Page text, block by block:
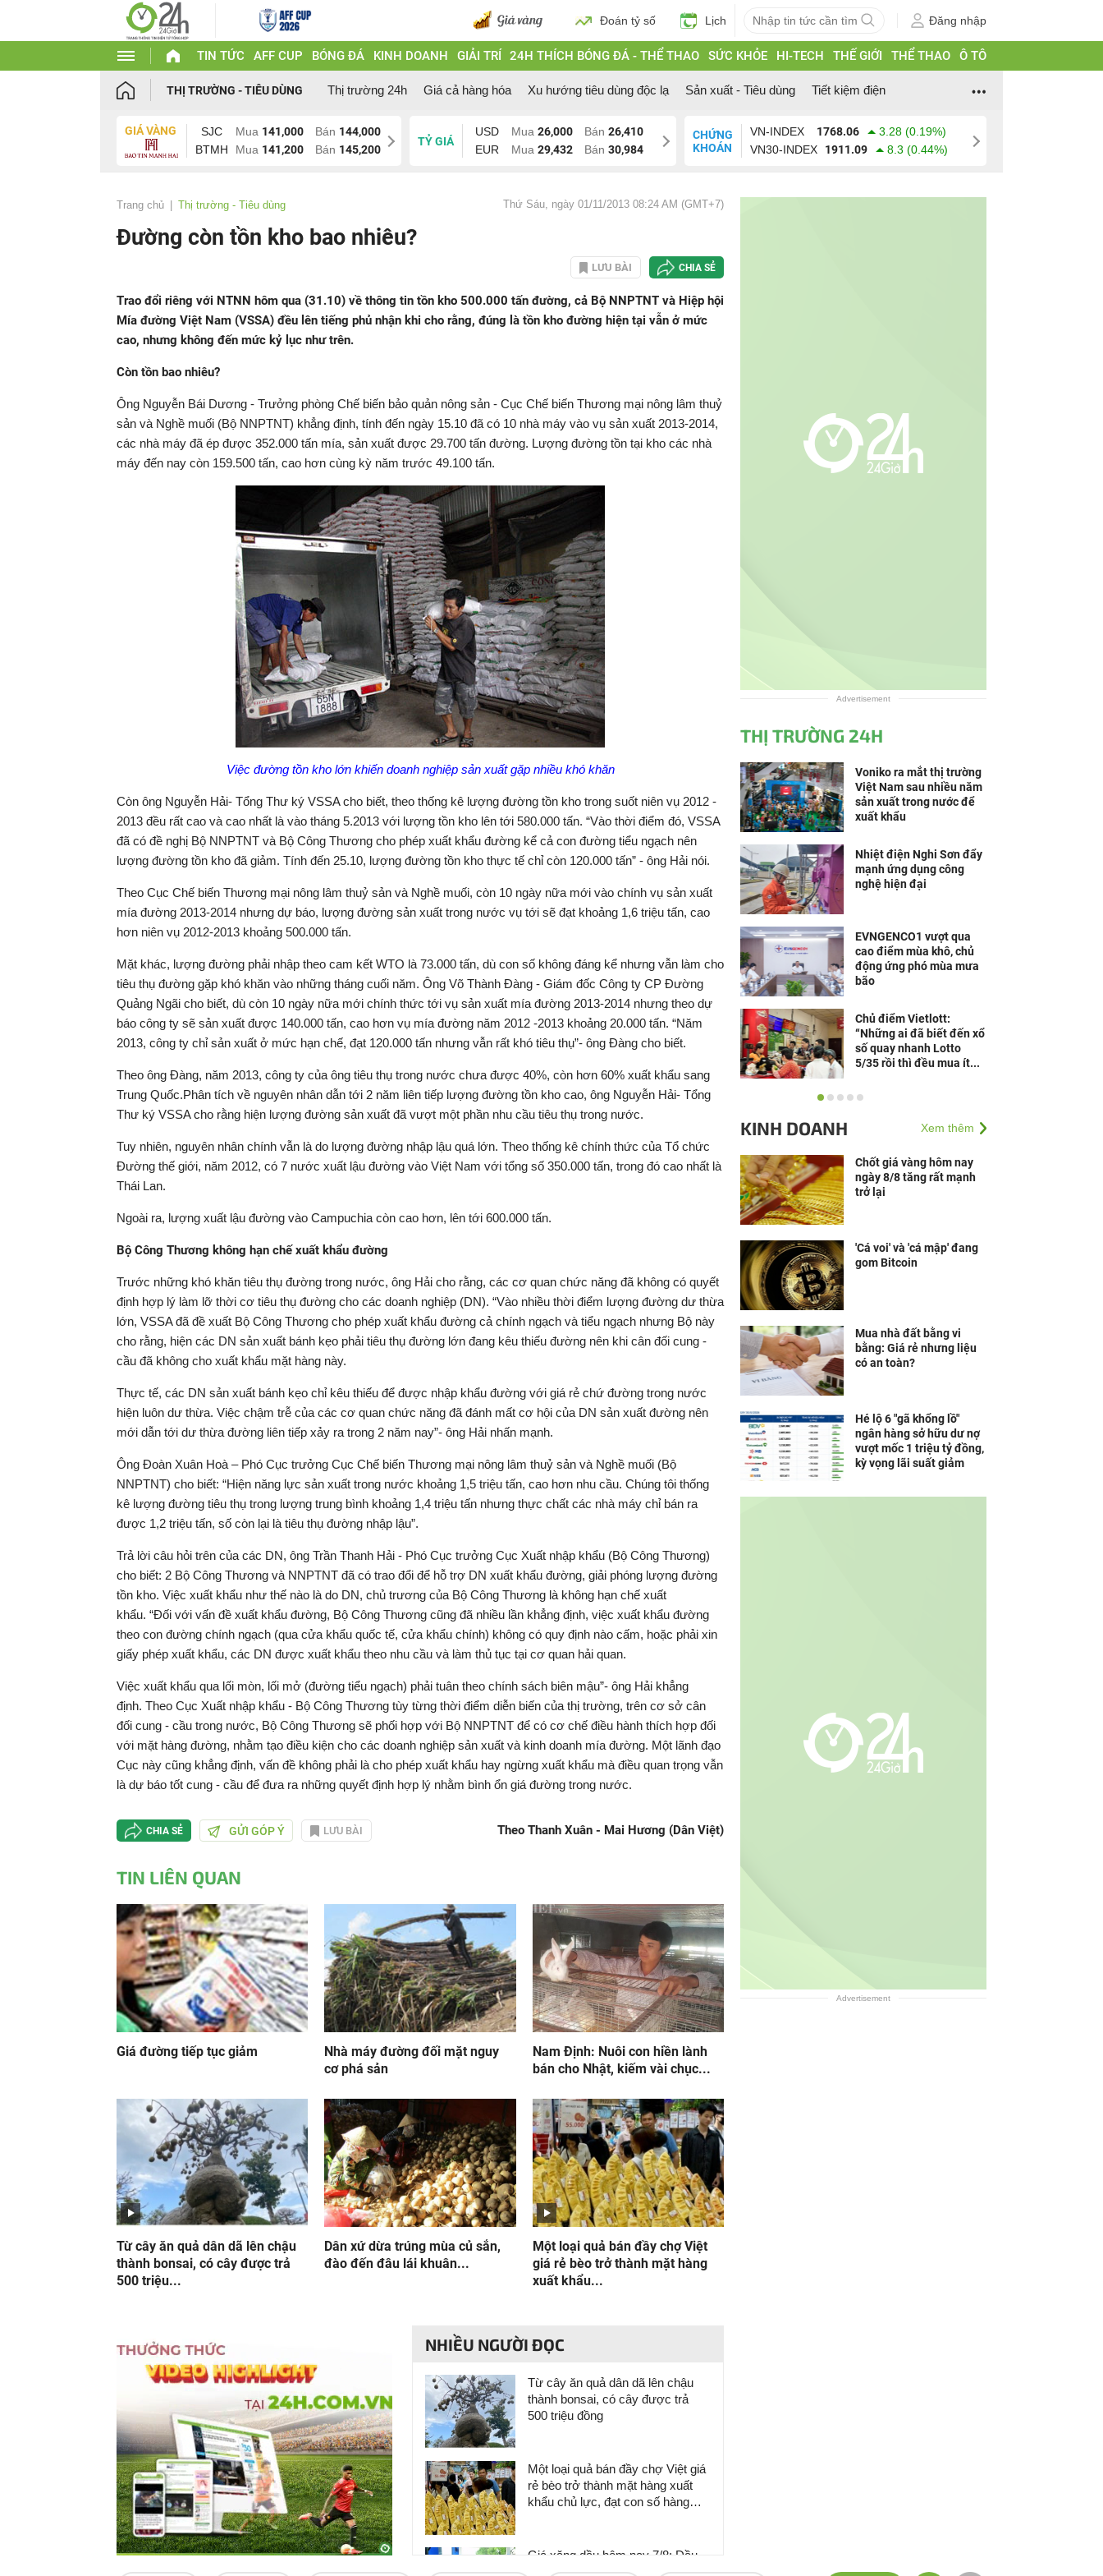
Đoán tỷ số Lịch Đăng nhập
TIN TỨC AFF CUP BÓNG ĐÁ KINH DOANH GIẢI TRÍ 24H THÍCH BÓNG ĐÁ - THỂ THAO SỨC KHỎE HI-TECH THẾ GIỚI THỂ THAO Ô TÔ
THỊ TRƯỜNG - TIÊU DÙNG Thị trường 24h Giá cả hàng hóa Xu hướng tiêu dùng độc lạ Sản xuất - Tiêu dùng Tiết kiệm điện
GIÁ VÀNG SJC Mua 141,000 Bán 144,000
BTMH
Mua 141,200 Bán 145,200
TỶ GIÁ
USD Mua 26,000 Bán 26,410
EUR
Mua 29,432 Bán 30,984
CHỨNG
KHOÁN
VN-INDEX 1768.06
3.28 (0.19%)
VN30-INDEX
1911.09 8.3 (0.44%)
Trang chủ Thị trường - Tiêu dùng Thứ Sáu, ngày 01/11/2013 08:24 AM (GMT+7)
Đường còn tồn kho bao nhiêu?
LƯU BÀI CHIA SẺ
Trao đổi riêng với NTNN hôm qua (31.10) về thông tin tồn kho 500.000 tấn đường, cả Bộ NNPTNT và Hiệp hội
Mía đường Việt Nam (VSSA) đều lên tiếng phủ nhận khi cho rằng, đúng là tồn kho đường hiện tại vẫn ở mức
cao, nhưng không đến mức kỷ lục như trên.
Còn tồn bao nhiêu?
Ông Nguyễn Bái Dương - Trưởng phòng Chế biến bảo quản nông sản - Cục Chế biến Thương mại nông lâm thuỷ
sản và Nghề muối (Bộ NNPTNT) khẳng định, tính đến ngày 15.10 đã có 10 nhà máy vào vụ sản xuất 2013-2014,
các nhà máy đã ép được 352.000 tấn mía, sản xuất được 29.700 tấn đường. Lượng đường tồn tại kho các nhà
máy đến nay còn 159.500 tấn, cao hơn cùng kỳ năm trước 49.100 tấn.
Việc đường tồn kho lớn khiến doanh nghiệp sản xuất gặp nhiều khó khăn
Còn ông Nguyễn Hải- Tổng Thư ký VSSA cho biết, theo thống kê lượng đường tồn kho trong suốt niên vụ 2012 -
2013 đều rất cao và cao nhất là vào tháng 5.2013 với lượng tồn kho lên tới 580.000 tấn. “Vào thời điểm đó, VSSA
đã có đề nghị Bộ NNPTNT và Bộ Công Thương cho phép xuất khẩu đường kể cả con đường tiểu ngạch nên
lượng đường tồn kho đã giảm. Tính đến 25.10, lượng đường tồn kho thực tế chỉ còn 120.000 tấn” - ông Hải nói.
Theo Cục Chế biến Thương mại nông lâm thuỷ sản và Nghề muối, còn 10 ngày nữa mới vào chính vụ sản xuất
mía đường 2013-2014 nhưng dự báo, lượng đường sản xuất trong nước vụ tới sẽ đạt khoảng 1,6 triệu tấn, cao
hơn niên vụ 2012-2013 khoảng 500.000 tấn.
Mặt khác, lượng đường phải nhập theo cam kết WTO là 73.000 tấn, dù con số không đáng kể nhưng vẫn làm cho
tiêu thụ đường gặp khó khăn vào những tháng cuối năm. Ông Võ Thành Đàng - Giám đốc Công ty CP Đường
Quảng Ngãi cho biết, dù còn 10 ngày nữa mới chính thức tới vụ sản xuất mía đường 2013-2014 nhưng theo dự
báo công ty sẽ sản xuất được 140.000 tấn, cao hơn vụ mía đường năm 2012 -2013 khoảng 20.000 tấn. “Năm
2013, công ty chỉ sản xuất ở mức hạn chế, đạt 120.000 tấn nhưng vẫn rất khó tiêu thụ”- ông Đàng cho biết.
Theo ông Đàng, năm 2013, công ty của ông tiêu thụ trong nước chưa được 40%, còn hơn 60% xuất khẩu sang
Trung Quốc.Phân tích về nguyên nhân dẫn tới 2 năm liên tiếp lượng đường tồn kho cao, ông Nguyễn Hải- Tổng
Thư ký VSSA cho rằng hiện lượng đường sản xuất đã vượt một phần nhu cầu tiêu thụ trong nước.
Tuy nhiên, nguyên nhân chính vẫn là do lượng đường nhập lậu quá lớn. Theo thống kê chính thức của Tổ chức
Đường thế giới, năm 2012, có 7 nước xuất lậu đường vào Việt Nam với tổng số 350.000 tấn, trong đó cao nhất là
Thái Lan.
Ngoài ra, lượng xuất lậu đường vào Campuchia còn cao hơn, lên tới 600.000 tấn.
Bộ Công Thương không hạn chế xuất khẩu đường
Trước những khó khăn tiêu thụ đường trong nước, ông Hải cho rằng, các cơ quan chức năng đã không có quyết
định hợp lý làm lỡ thời cơ tiêu thụ đường cho các doanh nghiệp (DN). “Vào nhiều thời điểm lượng đường dư thừa
lớn, VSSA đã đề xuất Bộ Công Thương cho phép xuất khẩu đường cả chính ngạch và tiểu ngạch nhưng Bộ này
cho rằng, hiện các DN sản xuất bánh kẹo phải tiêu thụ đường lớn đang kêu thiếu đường nên khi cân đối cung -
cầu đã không cho xuất khẩu mặt hàng này.
Thực tế, các DN sản xuất bánh kẹo chỉ kêu thiếu để được nhập khẩu đường với giá rẻ chứ đường trong nước
hiện luôn dư thừa. Việc chậm trễ của các cơ quan chức năng đã đánh mất cơ hội của DN sản xuất đường nên
mới dẫn tới dư thừa đường liên tiếp xảy ra trong 2 năm nay”- ông Hải nhấn mạnh.
Ông Đoàn Xuân Hoà – Phó Cục trưởng Cục Chế biến Thương mại nông lâm thuỷ sản và Nghề muối (Bộ
NNPTNT) cho biết: “Hiện năng lực sản xuất trong nước khoảng 1,5 triệu tấn, cao hơn nhu cầu. Chúng tôi thống
kê lượng đường tiêu thụ trong lượng trung bình khoảng 1,4 triệu tấn nhưng thực chất các nhà máy chỉ bán ra
được 1,2 triệu tấn, số còn lại là tiêu thụ đường nhập lậu”.
Trả lời câu hỏi trên của các DN, ông Trần Thanh Hải - Phó Cục trưởng Cục Xuất nhập khẩu (Bộ Công Thương)
cho biết: 2 Bộ Công Thương và NNPTNT đã có trao đổi để hỗ trợ DN xuất khẩu đường, giải phóng lượng đường
tồn kho. Việc xuất khẩu như thế nào là do DN, chủ trương của Bộ Công Thương là không hạn chế xuất
khẩu. “Đối với vấn đề xuất khẩu đường, Bộ Công Thương cũng đã nhiều lần khẳng định, việc xuất khẩu đường
theo con đường chính ngạch (qua cửa khẩu quốc tế, cửa khẩu chính) không có quy định nào cấm, hoặc phải xin
giấy phép xuất khẩu, các DN được xuất khẩu theo nhu cầu và làm thủ tục tại cơ quan hải quan.
Việc xuất khẩu qua lối mòn, lối mở (đường tiểu ngạch) phải tuân theo chính sách biên mậu”- ông Hải khẳng
định. Theo Cục Xuất nhập khẩu - Bộ Công Thương tùy từng thời điểm diễn biến của thị trường, trên cơ sở cân
đối cung - cầu trong nước, Bộ Công Thương sẽ phối hợp với Bộ NNPTNT để có cơ chế điều hành thích hợp đối
với mặt hàng đường, nhằm tạo điều kiện cho các doanh nghiệp sản xuất và kinh doanh mía đường. Một lãnh đạo
Cục này cũng khẳng định, vấn đề không phải là cho phép xuất khẩu hay ngừng xuất khẩu mà điều quan trọng vẫn
là dự báo tốt cung - cầu để đưa ra những quyết định hợp lý nhằm bình ổn giá đường trong nước.
CHIA SẺ GỬI GÓP Ý LƯU BÀI Theo Thanh Xuân - Mai Hương (Dân Việt)
TIN LIÊN QUAN
Giá đường tiếp tục giảm
Nhà máy đường đối mặt nguy
cơ phá sản
Nam Định: Nuôi con hiền lành
bán cho Nhật, kiếm vài chục...
Từ cây ăn quả dân dã lên chậu
thành bonsai, có cây được trả
500 triệu...
Dân xứ dừa trúng mùa củ sắn,
đào đến đâu lái khuân...
Một loại quả bán đầy chợ Việt
giá rẻ bèo trở thành mặt hàng
xuất khẩu...
NHIỀU NGƯỜI ĐỌC
Từ cây ăn quả dân dã lên chậu
thành bonsai, có cây được trả
500 triệu đồng
Một loại quả bán đầy chợ Việt giá
rẻ bèo trở thành mặt hàng xuất
khẩu chủ lực, đạt con số hàng
Giá xăng dầu hôm nay 7/8: Dầu
thế giới đi lên, trong nước đồng
Advertisement
THỊ TRƯỜNG 24H
Voniko ra mắt thị trường
Việt Nam sau nhiều năm
sản xuất trong nước để
xuất khẩu
Nhiệt điện Nghi Sơn đẩy
mạnh ứng dụng công
nghệ hiện đại
EVNGENCO1 vượt qua
cao điểm mùa khô, chủ
động ứng phó mùa mưa
bão
Chủ điểm Vietlott:
“Những ai đã biết đến xổ
số quay nhanh Lotto
5/35 rồi thì đều mua ít...
HeleH thương hiệu mang
KINH DOANH Xem thêm
Chốt giá vàng hôm nay
ngày 8/8 tăng rất mạnh
trở lại
'Cá voi' và 'cá mập' đang
gom Bitcoin
Mua nhà đất bằng vi
bằng: Giá rẻ nhưng liệu
có an toàn?
Hé lộ 6 "gã khổng lồ"
ngân hàng sở hữu dư nợ
vượt mốc 1 triệu tỷ đồng,
kỳ vọng lãi suất giảm
Advertisement